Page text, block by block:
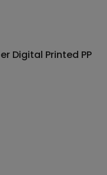
Digital Printed PP